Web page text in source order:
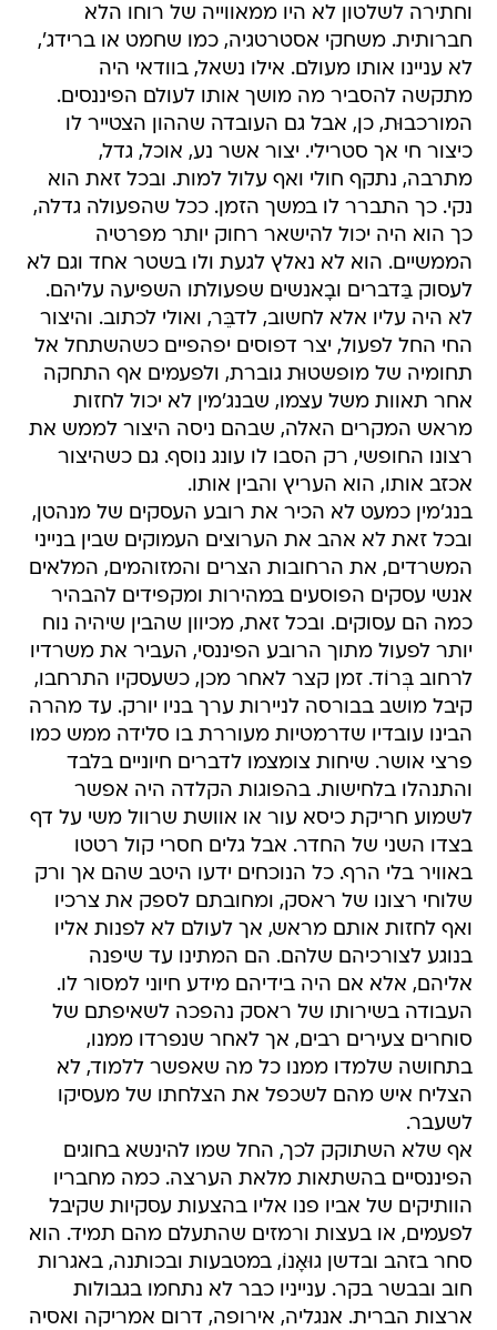
וחתירה לשלטון לא היו ממאווייה של רוחו הלא
חברותית. משחקי אסטרטגיה, כמו שחמט או ברידג',
לא עניינו אותו מעולם. אילו נשאל, בוודאי היה
מתקשה להסביר מה מושך אותו לעולם הפיננסים.
המורכבוּת, כן, אבל גם העובדה שההון הצטייר לו
כיצור חי אך סטרילי. יצור אשר נע, אוכל, גדל,
מתרבה, נתקף חולי ואף עלול למות. ובכל זאת הוא
נקי. כך התברר לו במשך הזמן. ככל שהפעולה גדלה,
כך הוא היה יכול להישאר רחוק יותר מפרטיה
הממשיים. הוא לא נאלץ לגעת ולו בשטר אחד וגם לא
לעסוק בַּדברים ובָאנשים שפעולתו השפיעה עליהם.
לא היה עליו אלא לחשוב, לדבֵּר, ואולי לכתוב. והיצור
החי החל לפעול, יצר דפוסים יפהפיים כשהשתחל אל
תחומיה של מופשטוּת גוברת, ולפעמים אף התחקה
אחר תאוות משל עצמו, שבנג'מין לא יכול לחזות
מראש המקרים האלה, שבהם ניסה היצור לממש את
רצונו החופשי, רק הסבו לו עונג נוסף. גם כשהיצור
אכזב אותו, הוא העריץ והבין אותו.
בנג'מין כמעט לא הכיר את רובע העסקים של מנהטן,
ובכל זאת לא אהב את הערוצים העמוקים שבין בנייני
המשרדים, את הרחובות הצרים והמזוהמים, המלאים
אנשי עסקים הפוסעים במהירות ומקפידים להבהיר
כמה הם עסוקים. ובכל זאת, מכיוון שהבין שיהיה נוח
יותר לפעול מתוך הרובע הפיננסי, העביר את משרדיו
לרחוב בְּרוֹד. זמן קצר לאחר מכן, כשעסקיו התרחבו,
קיבל מושב בבורסה לניירות ערך בניו יורק. עד מהרה
הבינו עובדיו שדרמטיות מעוררת בו סלידה ממש כמו
פרצי אושר. שיחות צומצמו לדברים חיוניים בלבד
והתנהלו בלחישות. בהפוגות הקלדה היה אפשר
לשמוע חריקת כיסא עור או אוושת שרוול משי על דף
בצדו השני של החדר. אבל גלים חסרי קול רטטו
באוויר בלי הרף. כל הנוכחים ידעו היטב שהם אך ורק
שלוחי רצונו של ראסק, ומחובתם לספק את צרכיו
ואף לחזות אותם מראש, אך לעולם לא לפנות אליו
בנוגע לצורכיהם שלהם. הם המתינו עד שיפנה
אליהם, אלא אם היה בידיהם מידע חיוני למסור לו.
העבודה בשירותו של ראסק נהפכה לשאיפתם של
סוחרים צעירים רבים, אך לאחר שנפרדו ממנו,
בתחושה שלמדו ממנו כל מה שאפשר ללמוד, לא
הצליח איש מהם לשכפל את הצלחתו של מעסיקו
לשעבר.
אף שלא השתוקק לכך, החל שמו להינשא בחוגים
הפיננסיים בהשתאות מלאת הערצה. כמה מחבריו
הוותיקים של אביו פנו אליו בהצעות עסקיות שקיבל
לפעמים, או בעצות ורמזים שהתעלם מהם תמיד. הוא
סחר בזהב ובדשן גוּאָנוֹ, במטבעות ובכותנה, באגרות
חוב ובבשר בקר. ענייניו כבר לא נתחמו בגבולות
ארצות הברית. אנגליה, אירופה, דרום אמריקה ואסיה